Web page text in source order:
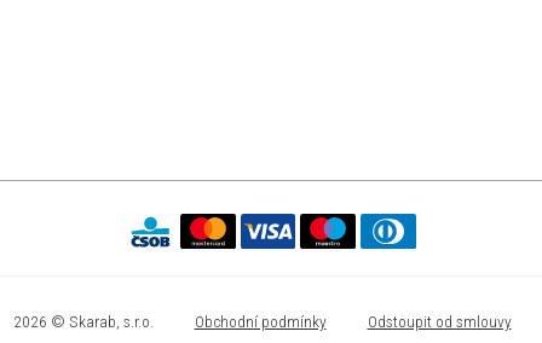
2026 © Skarab, s.r.o. Obchodní podmínky
Odstoupit od smlouvy